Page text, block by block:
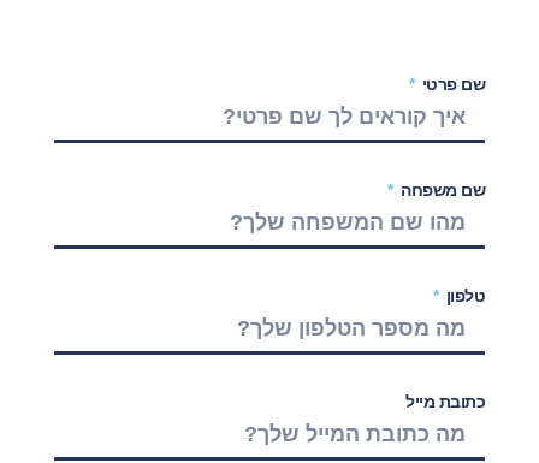
שם פרטי
שם משפחה
טלפון
כתובת מייל